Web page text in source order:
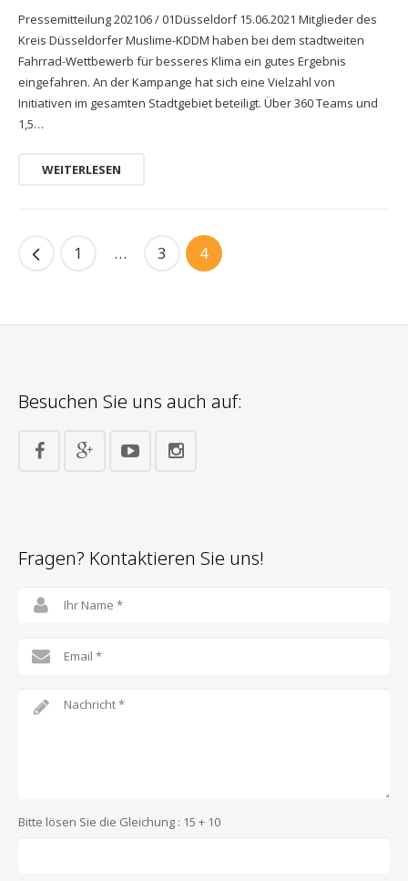
Pressemitteilung 202106 / 01Düsseldorf 15.06.2021 Mitglieder des
Kreis Düsseldorfer Muslime-KDDM haben bei dem stadtweiten
Fahrrad-Wettbewerb für besseres Klima ein gutes Ergebnis
eingefahren. An der Kampange hat sich eine Vielzahl von
Initiativen im gesamten Stadtgebiet beteiligt. Über 360 Teams und
1,5…
WEITERLESEN
1 … 3 4
Besuchen Sie uns auch auf:
Fragen? Kontaktieren Sie uns!
Bitte lösen Sie die Gleichung : 15 + 10